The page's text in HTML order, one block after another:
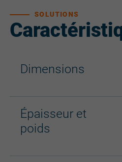
SOLUTIONS
Dimensions
Épaisseur et
poids